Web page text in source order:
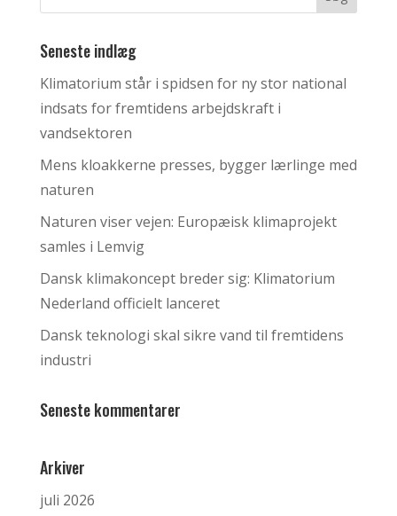
Seneste indlæg
Klimatorium står i spidsen for ny stor national
indsats for fremtidens arbejdskraft i
vandsektoren
Mens kloakkerne presses, bygger lærlinge med
naturen
Naturen viser vejen: Europæisk klimaprojekt
samles i Lemvig
Dansk klimakoncept breder sig: Klimatorium
Nederland officielt lanceret
Dansk teknologi skal sikre vand til fremtidens
industri
Seneste kommentarer
Arkiver
juli 2026